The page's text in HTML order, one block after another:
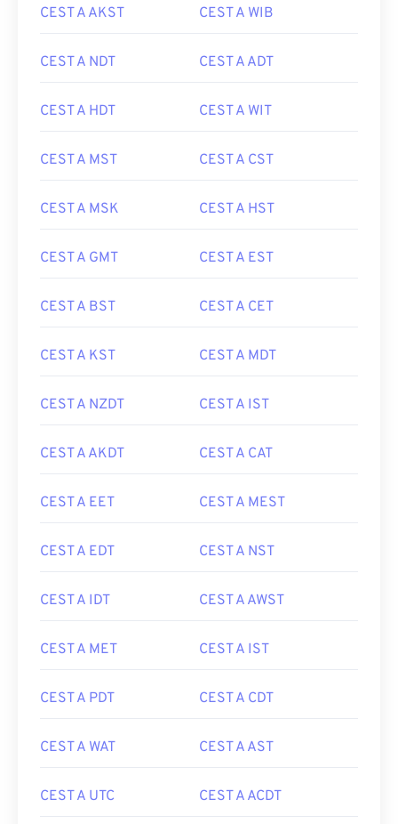
CEST A AKST CEST A WIB
CEST A NDT CEST A ADT
CEST A HDT CEST A WIT
CEST A MST CEST A CST
CEST A MSK CEST A HST
CEST A GMT CEST A EST
CEST A BST CEST A CET
CEST A KST CEST A MDT
CEST A NZDT CEST A IST
CEST A AKDT CEST A CAT
CEST A EET CEST A MEST
CEST A EDT CEST A NST
CEST A IDT CEST A AWST
CEST A MET CEST A IST
CEST A PDT CEST A CDT
CEST A WAT CEST A AST
CEST A UTC CEST A ACDT